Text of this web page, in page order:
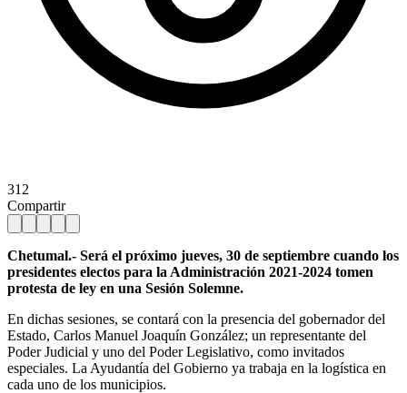
312
Compartir
Chetumal.- Será el próximo jueves, 30 de septiembre cuando los
presidentes electos para la Administración 2021-2024 tomen
protesta de ley en una Sesión Solemne.
En dichas sesiones, se contará con la presencia del gobernador del
Estado, Carlos Manuel Joaquín González; un representante del
Poder Judicial y uno del Poder Legislativo, como invitados
especiales. La Ayudantía del Gobierno ya trabaja en la logística en
cada uno de los municipios.